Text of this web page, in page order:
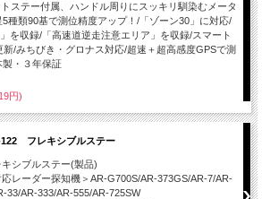
ステー付属、ハンドル周りにスッキリ馴染むメータ
種類90基で測位精度アップ！/「ゾーン30」に対応/
を収録/「高速道逆走注意エリア」を収録/スマート
/みちびき・グロナス対応/超速＋超高感度GPSで測
・３年保証
円)
フレキシブルステー
キシブルステー(製品)
応レーダー探知機＞AR-G700S/AR-373GS/AR-7/AR-
33/AR-333/AR-555/AR-725SW